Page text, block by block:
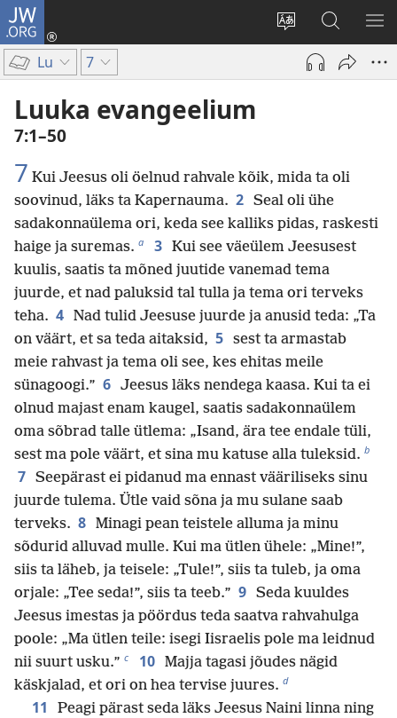
JW.ORG
Muuda
veebisaidi
keelt
Logi
sisse
Otsi
saidilt
JW.ORG
Lu 7
Luuka evangeelium
7:1–50
7 Kui Jeesus oli öelnud rahvale kõik, mida ta oli
soovinud, läks ta Kapernauma. 2 Seal oli ühe
sadakonnaülema ori, keda see kalliks pidas, raskesti
haige ja suremas. a 3 Kui see väeülem Jeesusest
kuulis, saatis ta mõned juutide vanemad tema
juurde, et nad paluksid tal tulla ja tema ori terveks
teha. 4 Nad tulid Jeesuse juurde ja anusid teda: „Ta
on väärt, et sa teda aitaksid, 5 sest ta armastab
meie rahvast ja tema oli see, kes ehitas meile
sünagoogi.” 6 Jeesus läks nendega kaasa. Kui ta ei
olnud majast enam kaugel, saatis sadakonnaülem
oma sõbrad talle ütlema: „Isand, ära tee endale tüli,
sest ma pole väärt, et sina mu katuse alla tuleksid. b
7 Seepärast ei pidanud ma ennast vääriliseks sinu
juurde tulema. Ütle vaid sõna ja mu sulane saab
terveks. 8 Minagi pean teistele alluma ja minu
sõdurid alluvad mulle. Kui ma ütlen ühele: „Mine!”,
siis ta läheb, ja teisele: „Tule!”, siis ta tuleb, ja oma
orjale: „Tee seda!”, siis ta teeb.” 9 Seda kuuldes
Jeesus imestas ja pöördus teda saatva rahvahulga
poole: „Ma ütlen teile: isegi Iisraelis pole ma leidnud
nii suurt usku.” c 10 Majja tagasi jõudes nägid
käskjalad, et ori on hea tervise juures. d
11
Peagi pärast seda läks Jeesus Naini linna ning